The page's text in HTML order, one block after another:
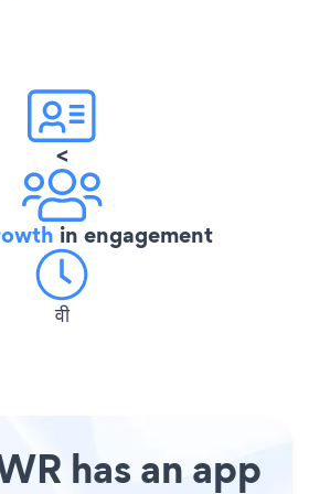
<
in engagement
वी
has an app